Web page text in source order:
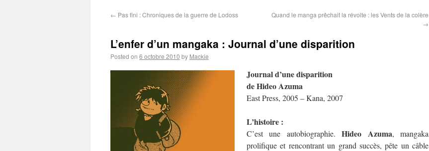
← Pas fini : Chroniques de la guerre de Lodoss
Quand le manga prêchait la révolte : les Vents de la colère
→
L’enfer d’un mangaka : Journal d’une disparition
Posted on 6 octobre 2010 by Mackie
Journal d’une disparition
de Hideo Azuma
East Press, 2005 – Kana, 2007
L’histoire :
C’est une autobiographie.Hideo Azuma, mangaka
prolifique et rencontrant un grand succès, pête un câble